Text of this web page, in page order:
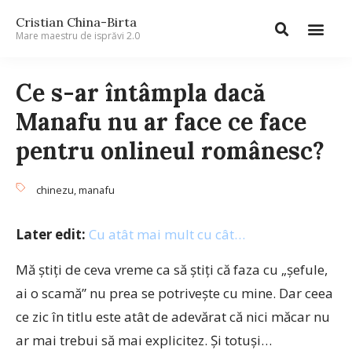
Cristian China-Birta
Mare maestru de isprăvi 2.0
Ce s-ar întâmpla dacă
Manafu nu ar face ce face
pentru onlineul românesc?
chinezu,manafu
Later edit: Cu atât mai mult cu cât…
Mă ştiţi de ceva vreme ca să ştiţi că faza cu „şefule,
ai o scamă” nu prea se potriveşte cu mine. Dar ceea
ce zic în titlu este atât de adevărat că nici măcar nu
ar mai trebui să mai explicitez. Şi totuşi…